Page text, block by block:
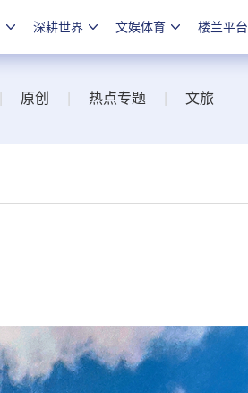
深耕世界 文娱体育 楼兰平台
原创 热点专题 文旅